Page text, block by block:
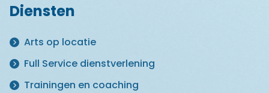
Diensten
Arts op locatie
Full Service dienstverlening
Trainingen en coaching